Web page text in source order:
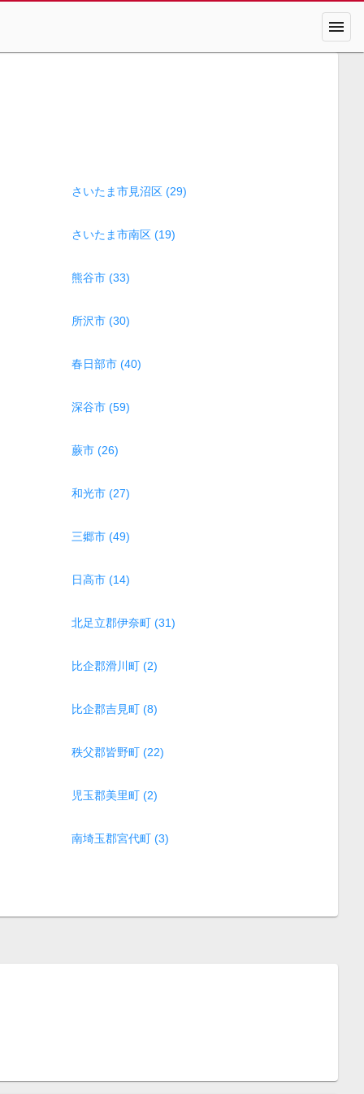
menu
さいたま市見沼区 (29)
さいたま市南区 (19)
熊谷市 (33)
所沢市 (30)
春日部市 (40)
深谷市 (59)
蕨市 (26)
和光市 (27)
三郷市 (49)
日高市 (14)
北足立郡伊奈町 (31)
比企郡滑川町 (2)
比企郡吉見町 (8)
秩父郡皆野町 (22)
児玉郡美里町 (2)
南埼玉郡宮代町 (3)